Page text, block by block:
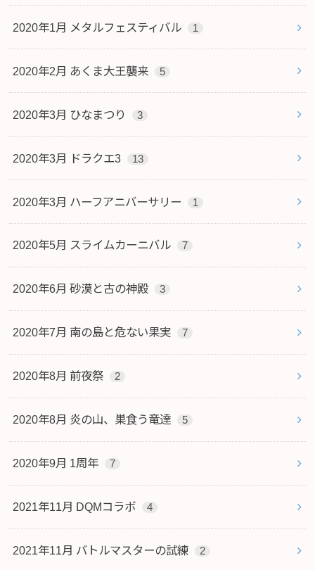
2020年1月 メタルフェスティバル 1
2020年2月 あくま大王襲来 5
2020年3月 ひなまつり 3
2020年3月 ドラクエ3 13
2020年3月 ハーフアニバーサリー 1
2020年5月 スライムカーニバル 7
2020年6月 砂漠と古の神殿 3
2020年7月 南の島と危ない果実 7
2020年8月 前夜祭 2
2020年8月 炎の山、巣食う竜達 5
2020年9月 1周年 7
2021年11月 DQMコラボ 4
2021年11月 バトルマスターの試練 2